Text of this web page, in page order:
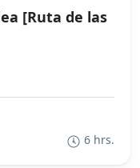
[Ruta de las
6 hrs.